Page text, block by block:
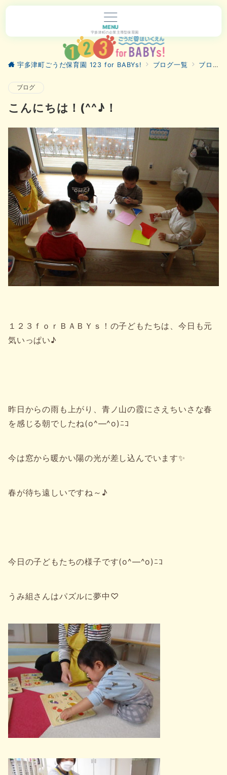
MENU
宇多津町の企業主導型保育園
宇多津町ごうだ保育園 123 for BABYs! ブログ一覧 ブログ
ブログ
こんにちは！(^^♪！
１２３ｆｏｒＢＡＢＹｓ！の子どもたちは、今日も元
気いっぱい♪
昨日からの雨も上がり、青ノ山の霞にさえちいさな春
を感じる朝でしたね(o^―^o)ﾆｺ
今は窓から暖かい陽の光が差し込んでいます✨
春が待ち遠しいですね～♪
今日の子どもたちの様子です(o^―^o)ﾆｺ
うみ組さんはパズルに夢中♡